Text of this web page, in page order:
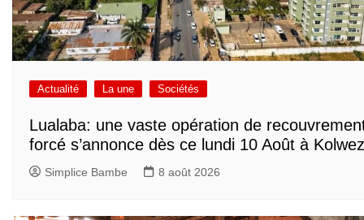
Actualité La une Sociétés
Lualaba: une vaste opération de
forcé s’annonce dès ce lundi 10 Août à
Simplice Bambe 8 août 2026